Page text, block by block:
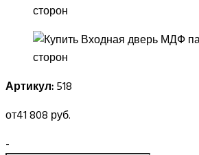
Артикул:518
от41 808 руб.
-